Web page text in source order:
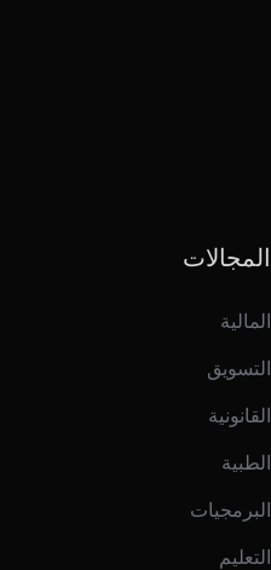
المجالات
المالية
التسويق
القانونية
الطبية
البرمجيات
التعليم